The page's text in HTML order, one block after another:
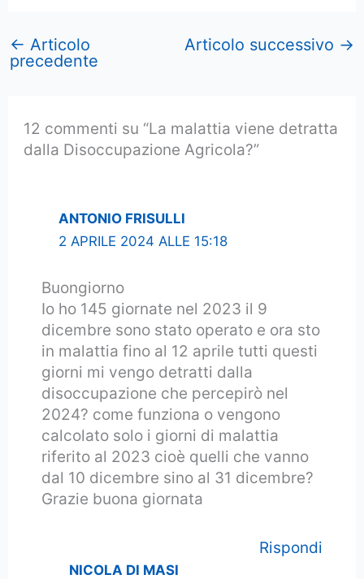
← Articolo
precedente
Articolo successivo →
12 commenti su “La malattia viene detratta
dalla Disoccupazione Agricola?”
ANTONIO FRISULLI
2 APRILE 2024 ALLE 15:18
Buongiorno
Io ho 145 giornate nel 2023 il 9
dicembre sono stato operato e ora sto
in malattia fino al 12 aprile tutti questi
giorni mi vengo detratti dalla
disoccupazione che percepirò nel
2024? come funziona o vengono
calcolato solo i giorni di malattia
riferito al 2023 cioè quelli che vanno
dal 10 dicembre sino al 31 dicembre?
Grazie buona giornata
Rispondi
NICOLA DI MASI